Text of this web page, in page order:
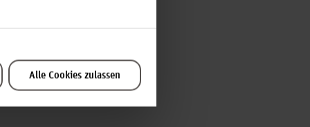
Alle Cookies zulassen